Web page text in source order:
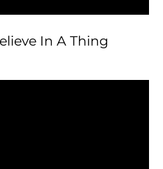
In A Thing